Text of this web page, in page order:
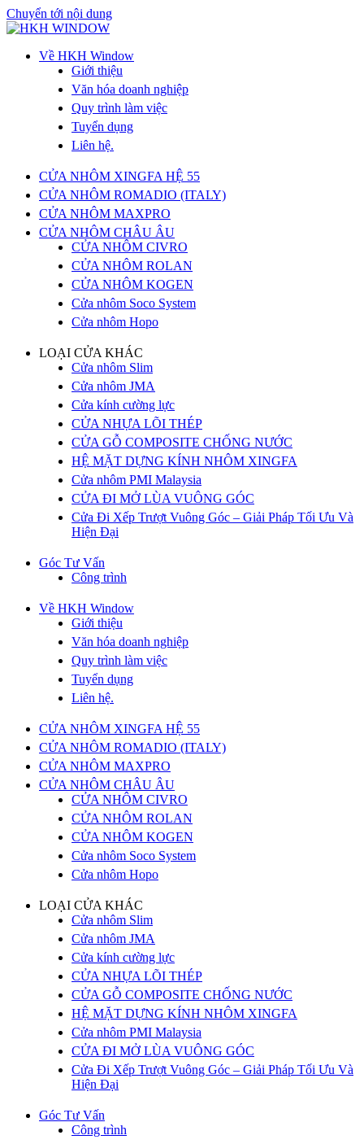
Chuyển tới nội dung
Về HKH Window
Giới thiệu
Văn hóa doanh nghiệp
Quy trình làm việc
Tuyển dụng
Liên hệ.
CỬA NHÔM XINGFA HỆ 55
CỬA NHÔM ROMADIO (ITALY)
CỬA NHÔM MAXPRO
CỬA NHÔM CHÂU ÂU
CỬA NHÔM CIVRO
CỬA NHÔM ROLAN
CỬA NHÔM KOGEN
Cửa nhôm Soco System
Cửa nhôm Hopo
LOẠI CỬA KHÁC
Cửa nhôm Slim
Cửa nhôm JMA
Cửa kính cường lực
CỬA NHỰA LÕI THÉP
CỬA GỖ COMPOSITE CHỐNG NƯỚC
HỆ MẶT DỰNG KÍNH NHÔM XINGFA
Cửa nhôm PMI Malaysia
CỬA ĐI MỞ LÙA VUÔNG GÓC
Cửa Đi Xếp Trượt Vuông Góc – Giải Pháp Tối Ưu Và
Hiện Đại
Góc Tư Vấn
Công trình
Về HKH Window
Giới thiệu
Văn hóa doanh nghiệp
Quy trình làm việc
Tuyển dụng
Liên hệ.
CỬA NHÔM XINGFA HỆ 55
CỬA NHÔM ROMADIO (ITALY)
CỬA NHÔM MAXPRO
CỬA NHÔM CHÂU ÂU
CỬA NHÔM CIVRO
CỬA NHÔM ROLAN
CỬA NHÔM KOGEN
Cửa nhôm Soco System
Cửa nhôm Hopo
LOẠI CỬA KHÁC
Cửa nhôm Slim
Cửa nhôm JMA
Cửa kính cường lực
CỬA NHỰA LÕI THÉP
CỬA GỖ COMPOSITE CHỐNG NƯỚC
HỆ MẶT DỰNG KÍNH NHÔM XINGFA
Cửa nhôm PMI Malaysia
CỬA ĐI MỞ LÙA VUÔNG GÓC
Cửa Đi Xếp Trượt Vuông Góc – Giải Pháp Tối Ưu Và
Hiện Đại
Góc Tư Vấn
Công trình